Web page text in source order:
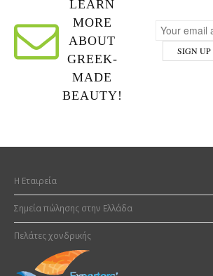
LEARN
MORE
ABOUT
GREEK-
MADE
BEAUTY!
H Εταιρεία
Σημεία πώλησης στην Ελλάδα
Πελάτες χονδρικής